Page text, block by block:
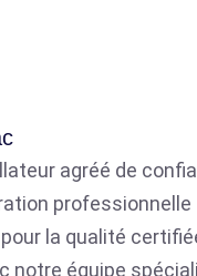
agréé de
la qualité
notre équipe